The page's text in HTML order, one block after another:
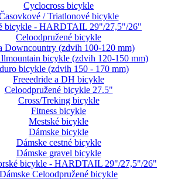
Cyclocross bicykle
/ Triatlonové bicykle
bicykle - HARDTAIL 29"/27,5"/26"
Celoodpružené bicykle
Downcountry (zdvih 100-120 mm)
bicykle (zdvih 120-150 mm)
bicykle (zdvih 150 - 170 mm)
Freeedride a DH bicykle
Celoodpružené bicykle 27.5"
Cross/Treking bicykle
Fitness bicykle
Mestské bicykle
Dámske bicykle
Dámske cestné bicykle
Dámske gravel bicykle
bicykle - HARDTAIL 29"/27,5"/26"
Dámske Celoodpružené bicykle